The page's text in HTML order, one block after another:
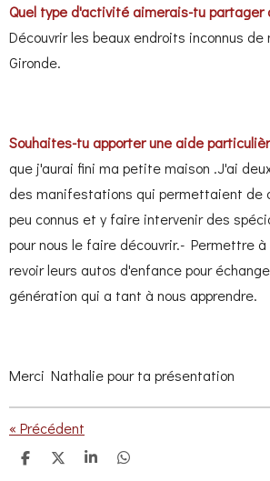
Quel type d'activité aimerais-tu partager
Découvrir les beaux endroits inconnus
Gironde.
Souhaites-tu apporter une aide
que j'aurai fini ma petite maison .J'ai
des manifestations qui permettaient de
peu connus et y faire intervenir des
pour nous le faire découvrir.- Permettre
revoir leurs autos d'enfance pour
génération qui a tant à nous apprendre.
Merci Nathalie pour ta présentation
« Précédent
P
P
P
P